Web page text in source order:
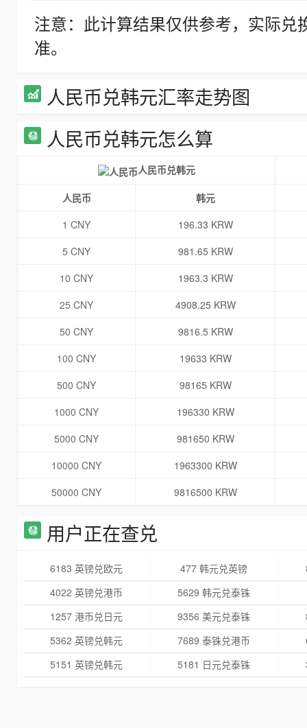
注意：此计算结果仅供参考，实际
准。
人民币兑韩元汇率走势图
人民币兑韩元怎么算
人民币兑韩元
人民币
韩元
1 CNY
196.33 KRW
5 CNY
981.65 KRW
10 CNY
1963.3 KRW
25 CNY
4908.25 KRW
50 CNY
9816.5 KRW
100 CNY
19633 KRW
500 CNY
98165 KRW
1000 CNY
196330 KRW
5000 CNY
981650 KRW
10000 CNY
1963300 KRW
50000 CNY
9816500 KRW
用户正在查兑
6183 英镑兑欧元 477 韩元兑英镑
4022 英镑兑港币
5629 韩元兑泰铢
1257 港币兑日元
9356 美元兑泰铢
5362 英镑兑韩元
7689 泰铢兑港币
5151 英镑兑韩元
5181 日元兑泰铢